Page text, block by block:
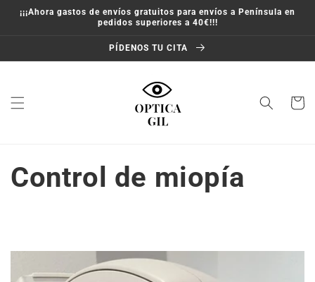
directamente
¡¡¡Ahora gastos de envíos gratuitos para envíos a Península en
pedidos superiores a 40€!!!
PÍDENOS TU CITA
Carrito
Control de miopía